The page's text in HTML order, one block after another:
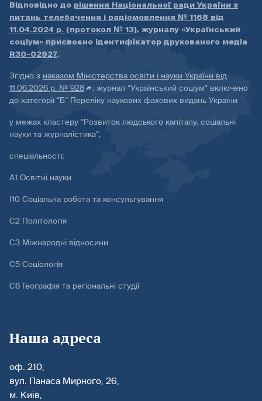
Відповідно до рішення Національної ради України з
питань телебачення і радіомовлення № 1168 від
11.04.2024 р. (протокол № 13), журналу «Український
соціум» присвоєно ідентифікатор друкованого медіа
R30-02927.
Згідно з наказом Міністерства освіти і науки України від
11.06.2026 р. № 928
, журнал “Український соціум” включено
до категорії “Б” Переліку наукових фахових видань України
у межах кластеру “Розвиток людського капіталу, соціальні
науки та журналістика”,
спеціальності:
А1 Освітні науки
І10 Соціальна робота та консультування
С2 Політологія
С3 Міжнародні відносини
С5 Соціологія
С6 Географія та регіональні студії
Наша адреса
оф. 210,
вул. Панаса Мирного, 26,
м. Київ,